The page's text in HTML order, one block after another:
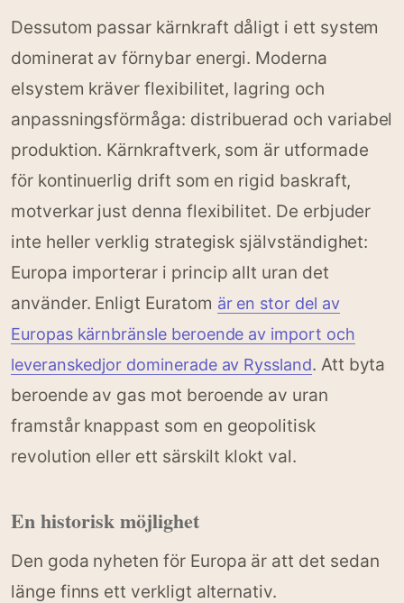
Dessutom passar kärnkraft dåligt i ett system
dominerat av förnybar energi. Moderna
elsystem kräver flexibilitet, lagring och
anpassningsförmåga: distribuerad och variabel
produktion. Kärnkraftverk, som är utformade
för kontinuerlig drift som en rigid baskraft,
motverkar just denna flexibilitet. De erbjuder
inte heller verklig strategisk självständighet:
Europa importerar i princip allt uran det
använder. Enligt Euratom är en stor del av
Europas kärnbränsle beroende av import och
leveranskedjor dominerade av Ryssland. Att byta
beroende av gas mot beroende av uran
framstår knappast som en geopolitisk
revolution eller ett särskilt klokt val.
En historisk möjlighet
Den goda nyheten för Europa är att det sedan
länge finns ett verkligt alternativ.